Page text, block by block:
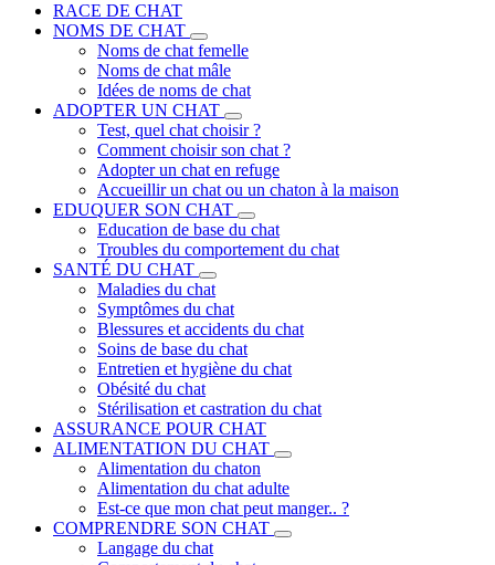
RACE DE CHAT
NOMS DE CHAT
Noms de chat femelle
Noms de chat mâle
Idées de noms de chat
ADOPTER UN CHAT
Test, quel chat choisir ?
Comment choisir son chat ?
Adopter un chat en refuge
Accueillir un chat ou un chaton à la maison
EDUQUER SON CHAT
Education de base du chat
Troubles du comportement du chat
SANTÉ DU CHAT
Maladies du chat
Symptômes du chat
Blessures et accidents du chat
Soins de base du chat
Entretien et hygiène du chat
Obésité du chat
Stérilisation et castration du chat
ASSURANCE POUR CHAT
ALIMENTATION DU CHAT
Alimentation du chaton
Alimentation du chat adulte
Est-ce que mon chat peut manger.. ?
COMPRENDRE SON CHAT
Langage du chat